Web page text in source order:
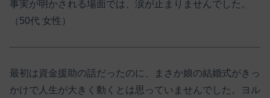
事実が明かされる場面では、涙が止まりませんでした。
（50代 女性）
最初は資金援助の話だったのに、まさか娘の結婚式がきっ
かけで人生が大きく動くとは思っていませんでした。ヨル